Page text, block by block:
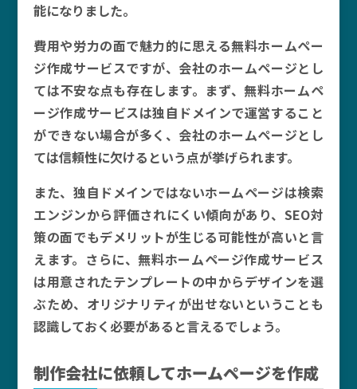
能になりました。
費用や労力の面で魅力的に思える無料ホームペー
ジ作成サービスですが、会社のホームページとし
ては不安な点も存在します。まず、無料ホームペ
ージ作成サービスは独自ドメインで運営すること
ができない場合が多く、会社のホームページとし
ては信頼性に欠けるという点が挙げられます。
また、独自ドメインではないホームページは検索
エンジンから評価されにくい傾向があり、SEO対
策の面でもデメリットが生じる可能性が高いと言
えます。さらに、無料ホームページ作成サービス
は用意されたテンプレートの中からデザインを選
ぶため、オリジナリティが出せないということも
認識しておく必要があると言えるでしょう。
制作会社に依頼してホームページを作成